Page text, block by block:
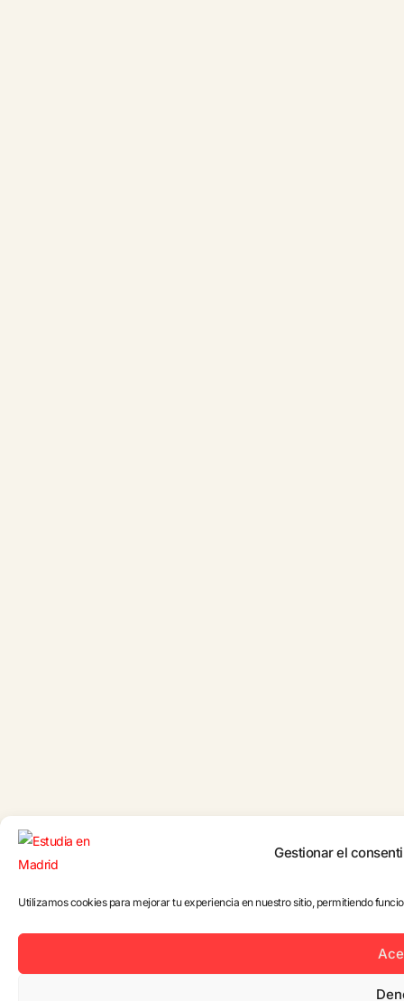
Gestionar el
Utilizamos cookies para mejorar tu experiencia en nuestro sitio, permitiendo